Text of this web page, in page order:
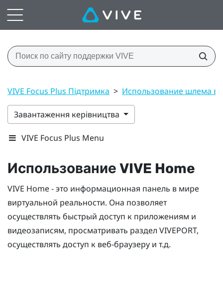
VIVE Focus Plus Підтримка > Использование шлема
Завантаження керівництва
VIVE Focus Plus Menu
Использование VIVE Home
VIVE Home - это информационная панель в мире
виртуальной реальности. Она позволяет
осуществлять быстрый доступ к приложениям и
видеозаписям, просматривать раздел VIVEPORT,
осуществлять доступ к веб-браузеру и т.д.